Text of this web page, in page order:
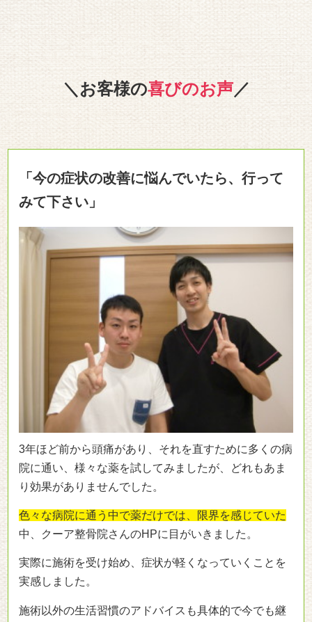
＼お客様の喜びのお声／
「今の症状の改善に悩んでいたら、行って
みて下さい」
3年ほど前から頭痛があり、それを直すために多くの病
院に通い、様々な薬を試してみましたが、どれもあま
り効果がありませんでした。
色々な病院に通う中で薬だけでは、限界を感じていた
中、クーア整骨院さんのHPに目がいきました。
実際に施術を受け始め、症状が軽くなっていくことを
実感しました。
施術以外の生活習慣のアドバイスも具体的で今でも継